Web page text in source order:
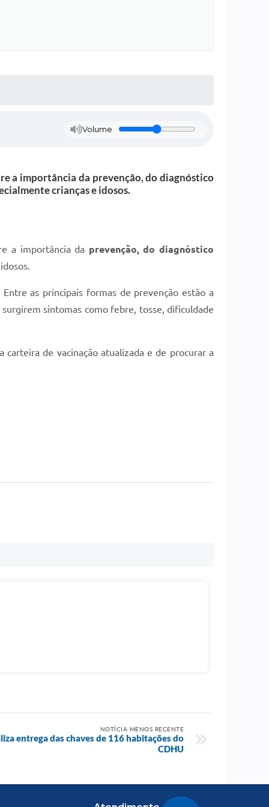
Volume
a importância da prevenção, do diagnóstico
crianças e idosos.
a importância da prevenção, do diagnóstico
as principais formas de prevenção estão a
sintomas como febre, tosse, dificuldade
de vacinação atualizada e de procurar a
NOTÍCIA MENOS RECENTE
entrega das chaves de 116 habitações do
CDHU